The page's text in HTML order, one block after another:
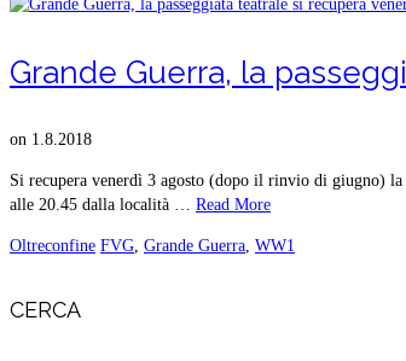
Grande Guerra, la
on 1.8.2018
Si recupera venerdì 3 agosto (dopo il rinvio di giugno)
alle 20.45 dalla località … Read More
Oltreconfine FVG Grande Guerra WW1
CERCA